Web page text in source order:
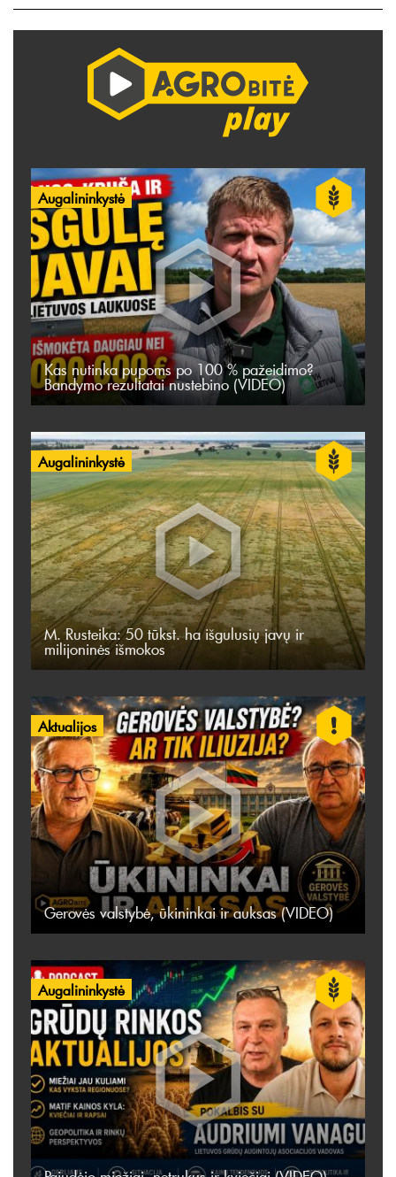
Augalininkystė
Kas nutinka pupoms po 100 % pažeidimo?
Bandymo rezultatai nustebino (VIDEO)
Augalininkystė
M. Rusteika: 50 tūkst. ha išgulusių javų ir
milijoninės išmokos
Aktualijos
Gerovės valstybė, ūkininkai ir auksas (VIDEO)
Augalininkystė